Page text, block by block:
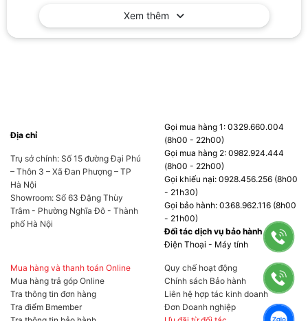
Xem thêm
Địa chỉ
Trụ sở chính: Số 15 đường Đại Phú
– Thôn 3 – Xã Đan Phượng – TP
Hà Nội
Showroom: Số 63 Đặng Thùy
Trâm - Phường Nghĩa Đô - Thành
phố Hà Nội
Gọi mua hàng 1: 0329.660.004
(8h00 - 22h00)
Gọi mua hàng 2: 0982.924.444
(8h00 - 22h00)
Gọi khiếu nại: 0928.456.256 (8h00
- 21h30)
Gọi bảo hành: 0368.962.116 (8h00
- 21h00)
Đối tác dịch vụ bảo hành
Điện Thoại - Máy tính
Mua hàng và thanh toán Online
Mua hàng trả góp Online
Tra thông tin đơn hàng
Tra điểm Bmember
Quy chế hoạt động
Chính sách Bảo hành
Liên hệ hợp tác kinh doanh
Đơn Doanh nghiệp